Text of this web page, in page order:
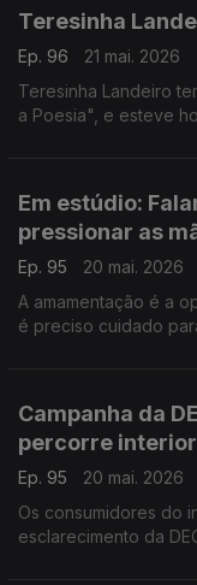
Teresinha
Ep. 96
21 mai. 2026
Teresinha Landeiro
a Poesia", e esteve
Em estúdio:
pressionar as
Ep. 95
20 mai. 2026
A amamentação é a
é preciso cuidado
Campanha da
percorre interior
Ep. 95
20 mai. 2026
Os consumidores do
esclarecimento da